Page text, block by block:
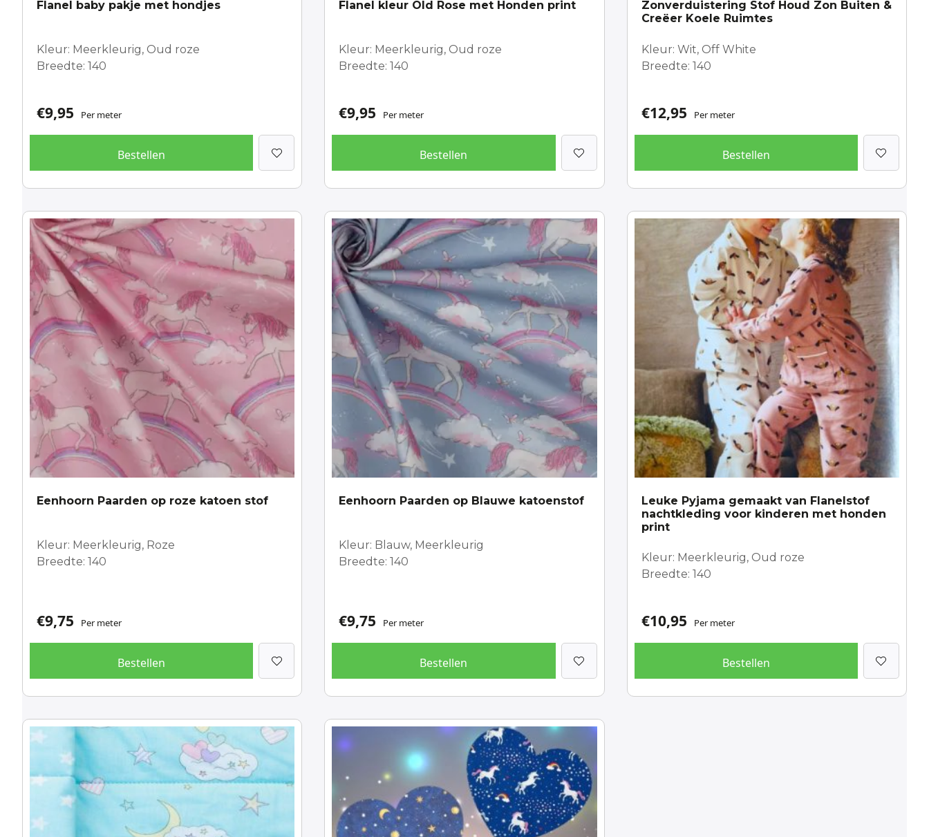
Flanel baby pakje met hondjes
Kleur: Meerkleurig, Oud roze
Breedte: 140
€9,95 Per meter
Bestellen
Flanel kleur Old Rose met Honden print
Kleur: Meerkleurig, Oud roze
Breedte: 140
€9,95 Per meter
Bestellen
Zonverduistering Stof Houd Zon Buiten &
Creëer Koele Ruimtes
Kleur: Wit, Off White
Breedte: 140
€12,95 Per meter
Bestellen
Eenhoorn Paarden op roze katoen stof
Kleur: Meerkleurig, Roze
Breedte: 140
€9,75 Per meter
Bestellen
Eenhoorn Paarden op Blauwe katoenstof
Kleur: Blauw, Meerkleurig
Breedte: 140
€9,75 Per meter
Bestellen
Leuke Pyjama gemaakt van Flanelstof
nachtkleding voor kinderen met honden
print
Kleur: Meerkleurig, Oud roze
Breedte: 140
€10,95 Per meter
Bestellen
Dit
product
meerdere
variaties.
Deze
optie